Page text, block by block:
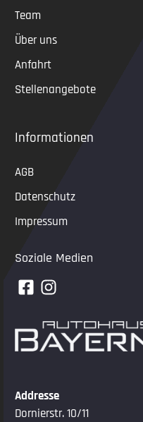
Addresse
Dornierstr. 10/11
Team
Über uns
Anfahrt
Stellenangebote
Informationen
AGB
Datenschutz
Impressum
Soziale Medien